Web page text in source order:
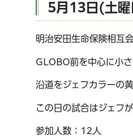
5月13日(土曜
明治安田生命保険相互
GLOBO前を中心に小
沿道をジェフカラーの
この日の試合はジェフ
参加人数：12人